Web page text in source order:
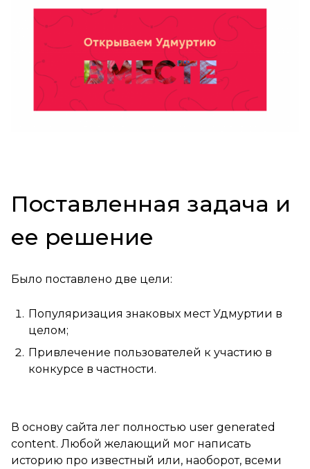
Поставленная задача и
ее решение
Было поставлено две цели:
Популяризация знаковых мест Удмуртии в
целом;
Привлечение пользователей к участию в
конкурсе в частности.
В основу сайта лег полностью user generated
content. Любой желающий мог написать
историю про известный или, наоборот, всеми